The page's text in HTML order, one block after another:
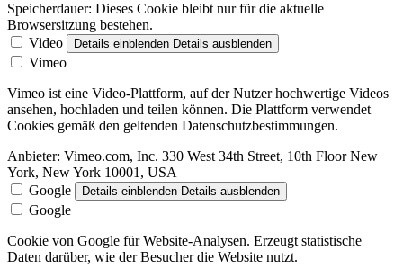
Speicherdauer: Dieses Cookie bleibt nur für die aktuelle
Browsersitzung bestehen.
Video
Details einblenden Details ausblenden
Vimeo
Vimeo ist eine Video-Plattform, auf der Nutzer hochwertige Videos
ansehen, hochladen und teilen können. Die Plattform verwendet
Cookies gemäß den geltenden Datenschutzbestimmungen.
Anbieter: Vimeo.com, Inc. 330 West 34th Street, 10th Floor New
York, New York 10001, USA
Google
Details einblenden Details ausblenden
Google
Cookie von Google für Website-Analysen. Erzeugt statistische
Daten darüber, wie der Besucher die Website nutzt.